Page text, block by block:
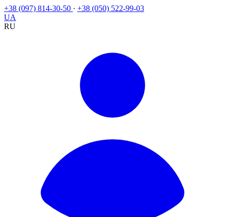
+38 (097) 814-30-50 · +38 (050) 522-99-03
UA
RU